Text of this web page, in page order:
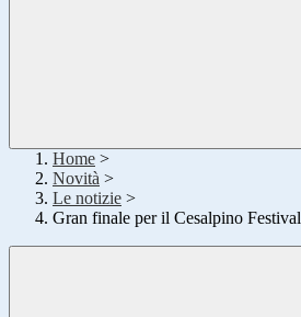
Home >
Novità >
Le notizie >
Gran finale per il Cesalpino Festival